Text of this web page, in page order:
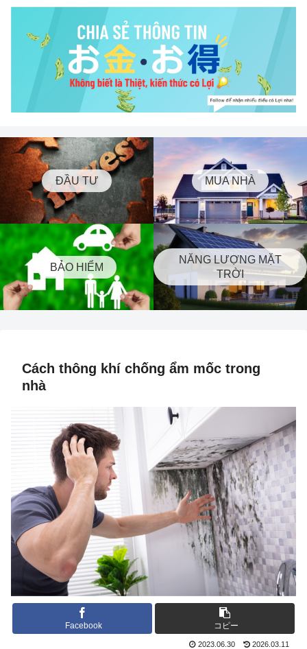
ĐẦU TƯ MUA NHÀ
BẢO HIỂM
NĂNG LƯỢNG MẶT
TRỜI
Cách thông khí chống ẩm mốc trong
nhà
Facebook コピー
2023.06.30 2026.03.11